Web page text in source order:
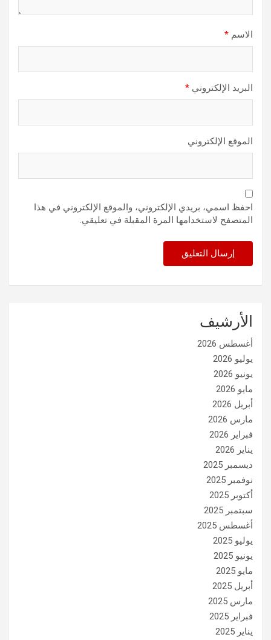
الاسم *
البريد الإلكتروني *
الموقع الإلكتروني
احفظ اسمي، بريدي الإلكتروني، والموقع الإلكتروني في هذا
المتصفح لاستخدامها المرة المقبلة في تعليقي.
الأرشيف
أغسطس 2026
يوليو 2026
يونيو 2026
مايو 2026
أبريل 2026
مارس 2026
فبراير 2026
يناير 2026
ديسمبر 2025
نوفمبر 2025
أكتوبر 2025
سبتمبر 2025
أغسطس 2025
يوليو 2025
يونيو 2025
مايو 2025
أبريل 2025
مارس 2025
فبراير 2025
يناير 2025